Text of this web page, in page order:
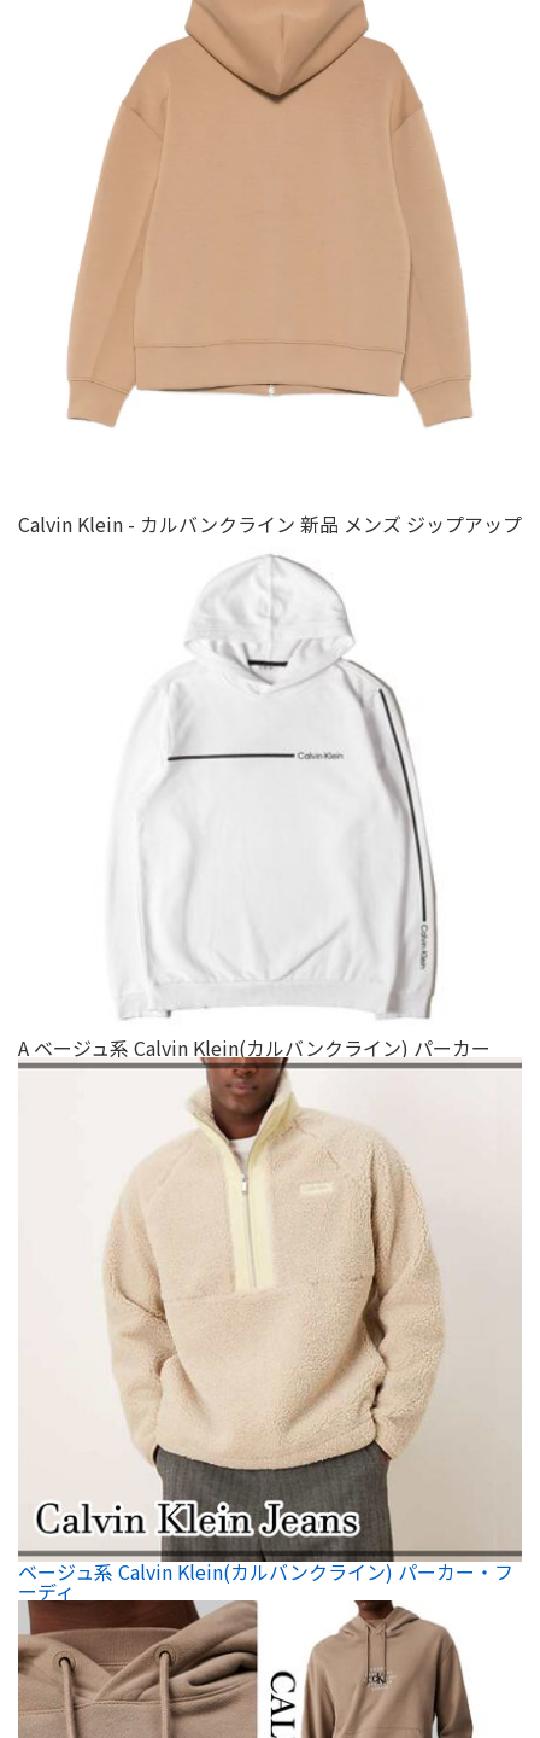
Calvin Klein - カルバンクライン 新品 メンズ ジップアップ
A ベージュ系 Calvin Klein(カルバンクライン) パーカー
ベージュ系 Calvin Klein(カルバンクライン) パーカー・フ
ーディ